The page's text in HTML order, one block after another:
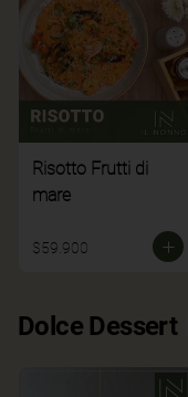
Risotto Frutti di
mare
$59.900
Dolce Dessert